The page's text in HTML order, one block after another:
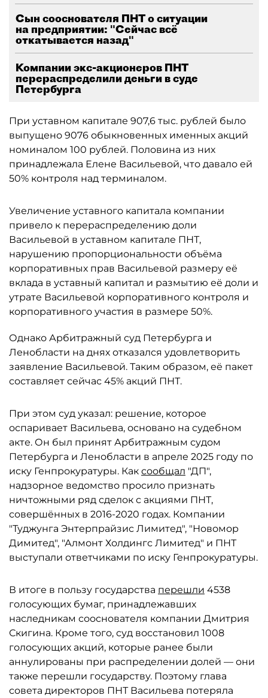
Сын сооснователя ПНТ о ситуации
на предприятии: "Сейчас всё
откатывается назад"
Компании экс-акционеров ПНТ
перераспределили деньги в суде
Петербурга
При уставном капитале 907,6 тыс. рублей было
выпущено 9076 обыкновенных именных акций
номиналом 100 рублей. Половина из них
принадлежала Елене Васильевой, что давало ей
50% контроля над терминалом.
Увеличение уставного капитала компании
привело к перераспределению доли
Васильевой в уставном капитале ПНТ,
нарушению пропорциональности объёма
корпоративных прав Васильевой размеру её
вклада в уставный капитал и размытию её доли и
утрате Васильевой корпоративного контроля и
корпоративного участия в размере 50%.
Однако Арбитражный суд Петербурга и
Ленобласти на днях отказался удовлетворить
заявление Васильевой. Таким образом, её пакет
составляет сейчас 45% акций ПНТ.
При этом суд указал: решение, которое
оспаривает Васильева, основано на судебном
акте. Он был принят Арбитражным судом
Петербурга и Ленобласти в апреле 2025 году по
иску Генпрокуратуры. Как сообщал "ДП",
надзорное ведомство просило признать
ничтожными ряд сделок с акциями ПНТ,
совершённых в 2016-2020 годах. Компании
"Туджунга Энтерпрайзис Лимитед", "Новомор
Димитед", "Алмонт Холдингс Лимитед" и ПНТ
выступали ответчиками по иску Генпрокуратуры.
В итоге в пользу государства перешли 4538
голосующих бумаг, принадлежавших
наследникам сооснователя компании Дмитрия
Скигина. Кроме того, суд восстановил 1008
голосующих акций, которые ранее были
аннулированы при распределении долей — они
также перешли государству. Поэтому глава
совета директоров ПНТ Васильева потеряла